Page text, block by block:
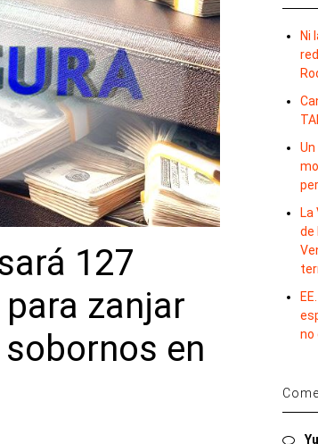
127
zanjar
en
Ni
La
de
no